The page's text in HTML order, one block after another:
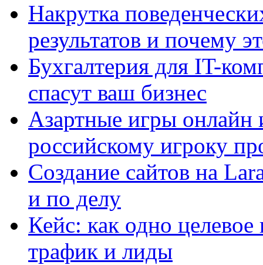
Накрутка
результатов и почему
Бухгалтерия для IT-
спасут ваш бизнес
Азартные игры онлайн
российскому игроку
Создание сайтов на
и по делу
Кейс: как одно
трафик и лиды